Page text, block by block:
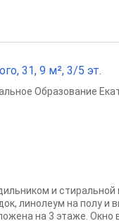
31, 9 м², 3/5 эт.
Образование
и
линолеум на полу и
на 3 этаже. Окно в